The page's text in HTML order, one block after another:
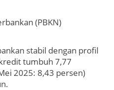
(PBKN)
stabil dengan profil
tumbuh 7,77
2025: 8,43 persen)